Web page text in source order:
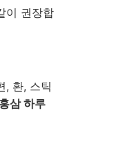
이 권장합
, 환, 스틱
홍삼 하루